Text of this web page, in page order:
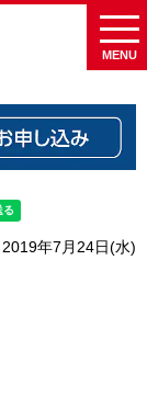
MENU
2019年7月24日(水)